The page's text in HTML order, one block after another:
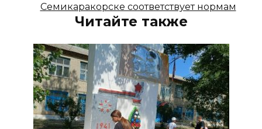
Семикаракорске соответствует нормам
Читайте также